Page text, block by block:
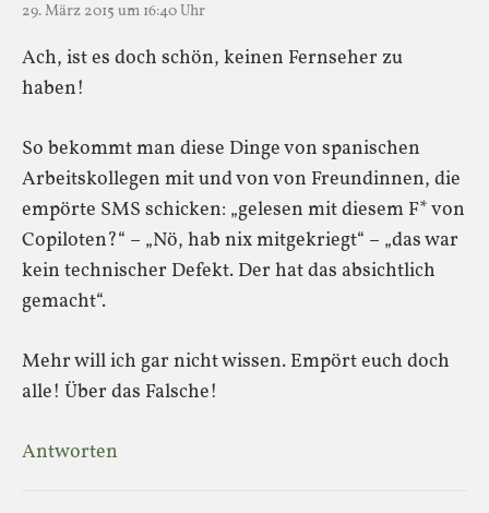
29. März 2015 um 16:40 Uhr
Ach, ist es doch schön, keinen Fernseher zu
haben!
So bekommt man diese Dinge von spanischen
Arbeitskollegen mit und von von Freundinnen, die
empörte SMS schicken: „gelesen mit diesem F* von
Copiloten?“ – „Nö, hab nix mitgekriegt“ – „das war
kein technischer Defekt. Der hat das absichtlich
gemacht“.
Mehr will ich gar nicht wissen. Empört euch doch
alle! Über das Falsche!
Antworten